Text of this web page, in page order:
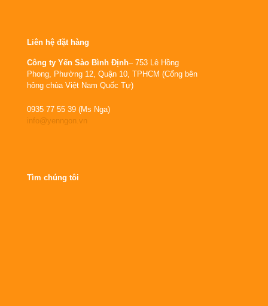
Liên hệ đặt hàng
Công ty Yến Sào Bình Định– 753 Lê Hồng
Phong, Phường 12, Quận 10, TPHCM (Cổng bên
hông chùa Việt Nam Quốc Tự)
0935 77 55 39 (Ms Nga)
info@yenngon.vn
Tìm chúng tôi